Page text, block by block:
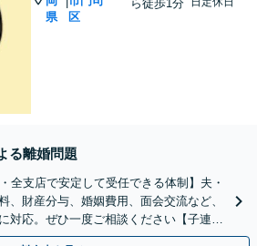
県
区
ら徒歩1分
る離婚問題
全支店で安定して受任できる体制】夫・
、財産分与、婚姻費用、面会交流など、
対応。ぜひ一度ご相談ください【子連れ